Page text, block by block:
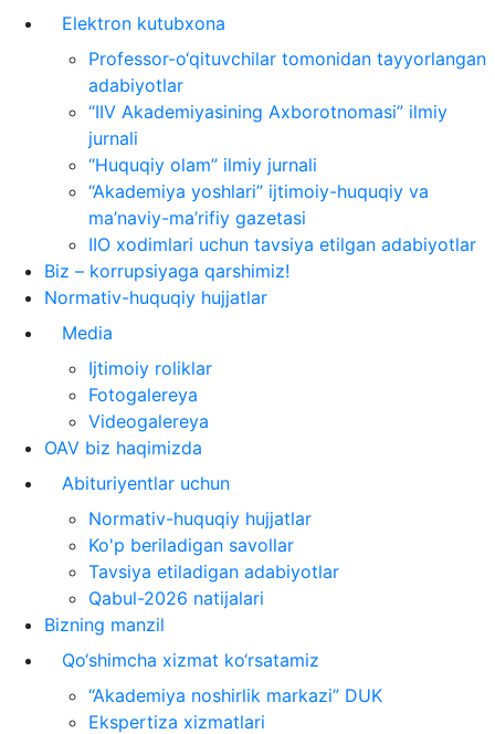
Elektron kutubxona
Professor-o‘qituvchilar tomonidan tayyorlangan
adabiyotlar
“IIV Akademiyasining Axborotnomasi” ilmiy
jurnali
“Huquqiy olam” ilmiy jurnali
“Akademiya yoshlari” ijtimoiy-huquqiy va
ma’naviy-ma’rifiy gazetasi
IIO xodimlari uchun tavsiya etilgan adabiyotlar
Biz – korrupsiyaga qarshimiz!
Normativ-huquqiy hujjatlar
Media
Ijtimoiy roliklar
Fotogalereya
Videogalereya
OAV biz haqimizda
Abituriyentlar uchun
Normativ-huquqiy hujjatlar
Ko'p beriladigan savollar
Tavsiya etiladigan adabiyotlar
Qabul-2026 natijalari
Bizning manzil
Qo‘shimcha xizmat ko‘rsatamiz
“Akademiya noshirlik markazi” DUK
Ekspertiza xizmatlari